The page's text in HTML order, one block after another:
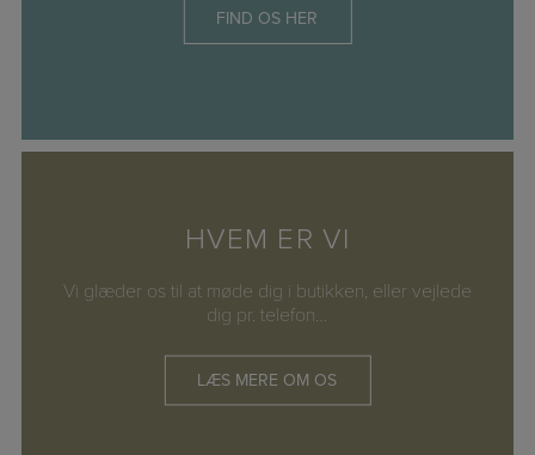
FIND OS HER
HVEM ER VI
Vi glæder os til at møde dig i butikken, eller vejlede
dig pr. telefon…
LÆS MERE OM OS